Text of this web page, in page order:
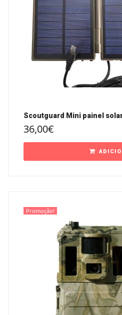
Scoutguard Mini painel
36,00€
Promoção!